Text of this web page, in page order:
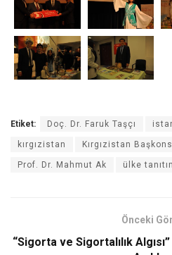
Etiket: Doç. Dr. Faruk Taşçı
kırgızistan Kırgızistan
Prof. Dr. Mahmut Ak ülke
Önceki
“Sigorta ve Sigortalılık